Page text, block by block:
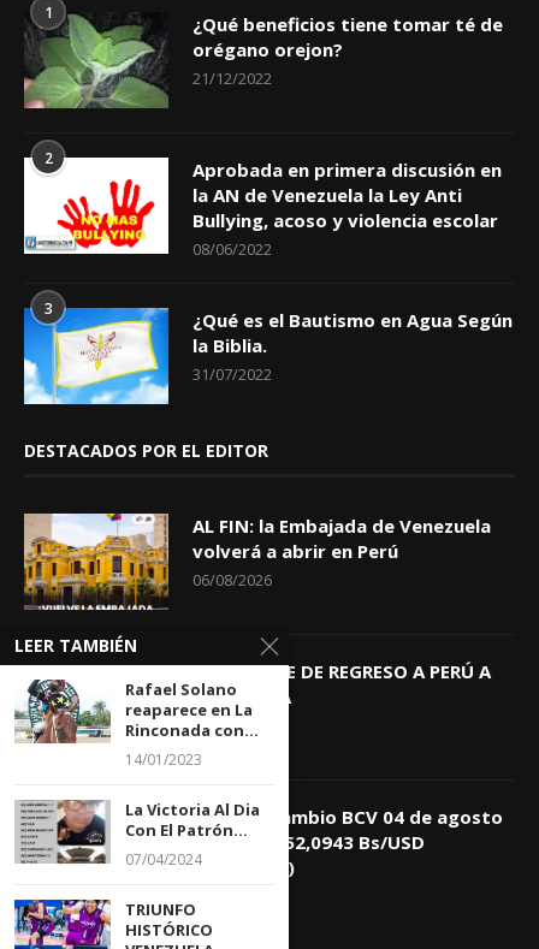
1
¿Qué beneficios tiene tomar té de
orégano orejon?
21/12/2022
2
Aprobada en primera discusión en
la AN de Venezuela la Ley Anti
Bullying, acoso y violencia escolar
08/06/2022
3
¿Qué es el Bautismo en Agua Según
la Biblia.
31/07/2022
DESTACADOS POR EL EDITOR
AL FIN: la Embajada de Venezuela
volverá a abrir en Perú
06/08/2026
KEIKO TRAE DE REGRESO A PERÚ A
GIOVANNA
04/08/2026
Tasa de Cambio BCV 04 de agosto
de 2026: 752,0943 Bs/USD
(+0,4418%)
LEER TAMBIÉN
Rafael Solano
reaparece en La
Rinconada con...
14/01/2023
La Victoria Al Dia
Con El Patrón...
07/04/2024
TRIUNFO
HISTÓRICO